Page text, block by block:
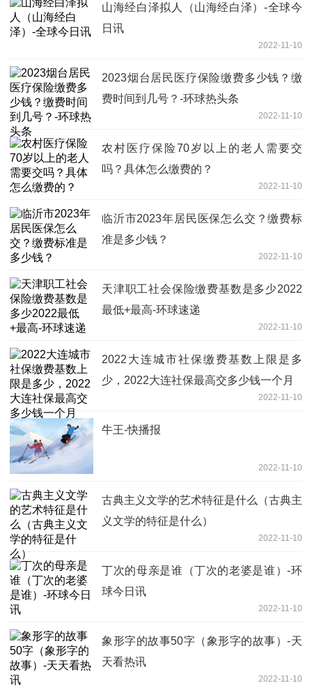
山海经白泽拟人（山海经白泽）-全球今
日讯
2022-11-10
2023烟台居民医疗保险缴费多少钱？缴
费时间到几号？-环球热头条
2022-11-10
农村医疗保险70岁以上的老人需要交
吗？具体怎么缴费的？
2022-11-10
临沂市2023年居民医保怎么交？缴费标
准是多少钱？
2022-11-10
天津职工社会保险缴费基数是多少2022
最低+最高-环球速递
2022-11-10
2022大连城市社保缴费基数上限是多
少，2022大连社保最高交多少钱一个月
2022-11-10
牛王-快播报
2022-11-10
古典主义文学的艺术特征是什么（古典主
义文学的特征是什么）
2022-11-10
丁次的母亲是谁（丁次的老婆是谁）-环
球今日讯
2022-11-10
象形字的故事50字（象形字的故事）-天
天看热讯
2022-11-10